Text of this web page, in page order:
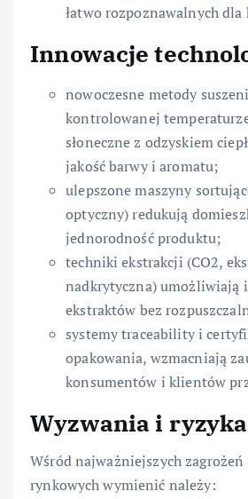
łatwo rozpoznawalnych
Innowacje
nowoczesne metody
kontrolowanej
słoneczne z odzyskiem
jakość barwy i aromatu;
ulepszone maszyny
optyczny) redukują
jednorodność produktu;
techniki ekstrakcji (CO2,
nadkrytyczna) umożliwiają
ekstraktów bez
systemy traceability i
opakowania, wzmacniają
konsumentów i klientów
Wyzwania i ryzyka
Wśród najważniejszych
rynkowych wymienić należy: